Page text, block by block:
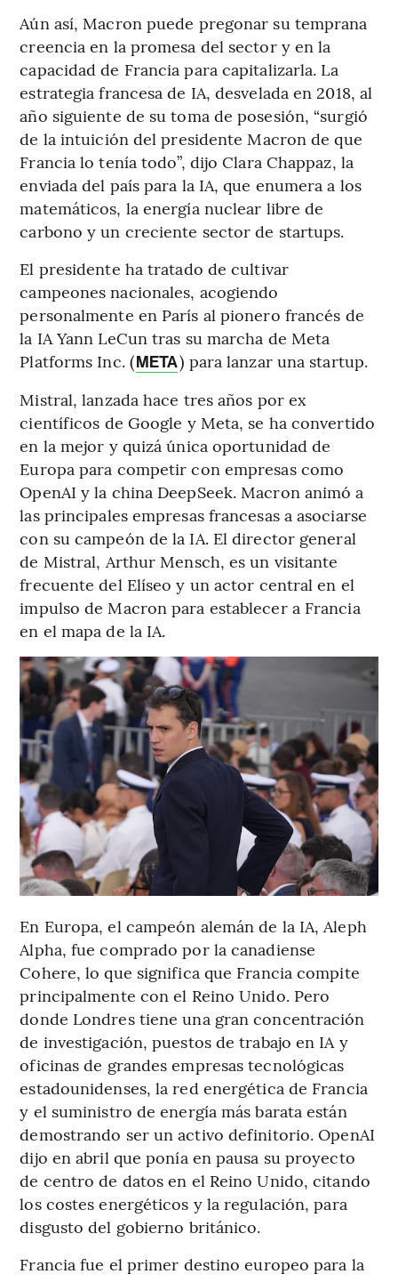
Aún así, Macron puede pregonar su temprana
creencia en la promesa del sector y en la
capacidad de Francia para capitalizarla. La
estrategia francesa de IA, desvelada en 2018, al
año siguiente de su toma de posesión, “surgió
de la intuición del presidente Macron de que
Francia lo tenía todo”, dijo Clara Chappaz, la
enviada del país para la IA, que enumera a los
matemáticos, la energía nuclear libre de
carbono y un creciente sector de startups.
El presidente ha tratado de cultivar
campeones nacionales, acogiendo
personalmente en París al pionero francés de
la IA Yann LeCun tras su marcha de Meta
Platforms Inc. (META) para lanzar una startup.
Mistral, lanzada hace tres años por ex
científicos de Google y Meta, se ha convertido
en la mejor y quizá única oportunidad de
Europa para competir con empresas como
OpenAI y la china DeepSeek. Macron animó a
las principales empresas francesas a asociarse
con su campeón de la IA. El director general
de Mistral, Arthur Mensch, es un visitante
frecuente del Elíseo y un actor central en el
impulso de Macron para establecer a Francia
en el mapa de la IA.
En Europa, el campeón alemán de la IA, Aleph
Alpha, fue comprado por la canadiense
Cohere, lo que significa que Francia compite
principalmente con el Reino Unido. Pero
donde Londres tiene una gran concentración
de investigación, puestos de trabajo en IA y
oficinas de grandes empresas tecnológicas
estadounidenses, la red energética de Francia
y el suministro de energía más barata están
demostrando ser un activo definitorio. OpenAI
dijo en abril que ponía en pausa su proyecto
de centro de datos en el Reino Unido, citando
los costes energéticos y la regulación, para
disgusto del gobierno británico.
Francia fue el primer destino europeo para la